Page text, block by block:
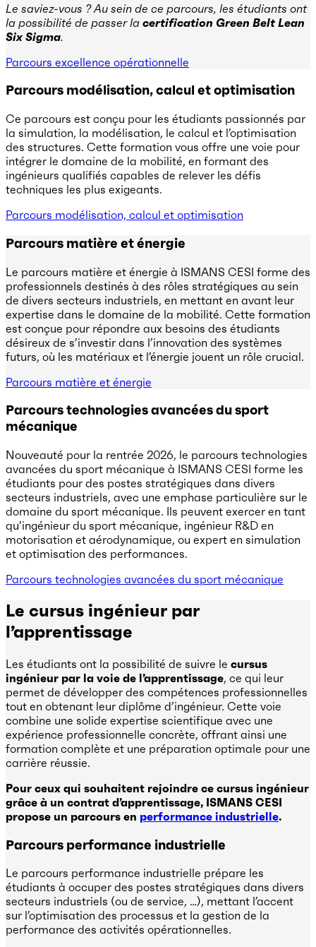
Le saviez-vous ? Au sein de ce parcours, les étudiants ont
la possibilité de passer la certification Green Belt Lean
Six Sigma.
Parcours excellence opérationnelle
Parcours modélisation, calcul et optimisation
Ce parcours est conçu pour les étudiants passionnés par
la simulation, la modélisation, le calcul et l’optimisation
des structures. Cette formation vous offre une voie pour
intégrer le domaine de la mobilité, en formant des
ingénieurs qualifiés capables de relever les défis
techniques les plus exigeants.
Parcours modélisation, calcul et optimisation
Parcours matière et énergie
Le parcours matière et énergie à ISMANS CESI forme des
professionnels destinés à des rôles stratégiques au sein
de divers secteurs industriels, en mettant en avant leur
expertise dans le domaine de la mobilité. Cette formation
est conçue pour répondre aux besoins des étudiants
désireux de s’investir dans l’innovation des systèmes
futurs, où les matériaux et l’énergie jouent un rôle crucial.
Parcours matière et énergie
Parcours technologies avancées du sport
mécanique
Nouveauté pour la rentrée 2026, le parcours technologies
avancées du sport mécanique à ISMANS CESI forme les
étudiants pour des postes stratégiques dans divers
secteurs industriels, avec une emphase particulière sur le
domaine du sport mécanique. Ils peuvent exercer en tant
qu’ingénieur du sport mécanique, ingénieur R&D en
motorisation et aérodynamique, ou expert en simulation
et optimisation des performances.
Parcours technologies avancées du sport mécanique
Le cursus ingénieur par
l’apprentissage
Les étudiants ont la possibilité de suivre le cursus
ingénieur par la voie de l’apprentissage, ce qui leur
permet de développer des compétences professionnelles
tout en obtenant leur diplôme d’ingénieur. Cette voie
combine une solide expertise scientifique avec une
expérience professionnelle concrète, offrant ainsi une
formation complète et une préparation optimale pour une
carrière réussie.
Pour ceux qui souhaitent rejoindre ce cursus ingénieur
grâce à un contrat d’apprentissage, ISMANS CESI
propose un parcours en performance industrielle.
Parcours performance industrielle
Le parcours performance industrielle prépare les
étudiants à occuper des postes stratégiques dans divers
secteurs industriels (ou de service, …), mettant l’accent
sur l’optimisation des processus et la gestion de la
performance des activités opérationnelles.